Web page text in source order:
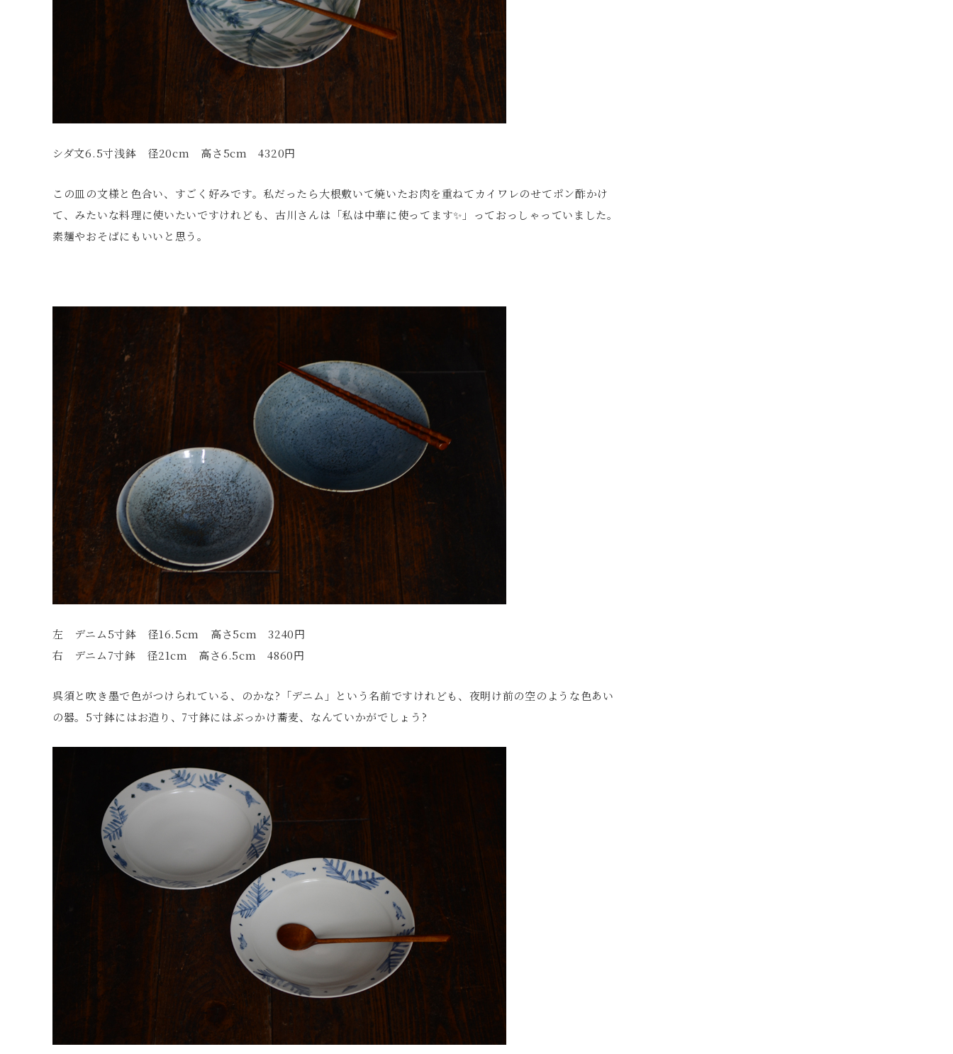
シダ文6.5寸浅鉢 径20cm 高さ5cm 4320円
この皿の文様と色合い、すごく好みです。私だったら大根敷いて焼いたお肉を重ねてカイワレのせてポン酢かけ
て、みたいな料理に使いたいですけれども、古川さんは「私は中華に使ってます✨」っておっしゃっていました。
素麺やおそばにもいいと思う。
左 デニム5寸鉢 径16.5cm 高さ5cm 3240円
右 デニム7寸鉢 径21cm 高さ6.5cm 4860円
呉須と吹き墨で色がつけられている、のかな?「デニム」という名前ですけれども、夜明け前の空のような色あい
の器。5寸鉢にはお造り、7寸鉢にはぶっかけ蕎麦、なんていかがでしょう?